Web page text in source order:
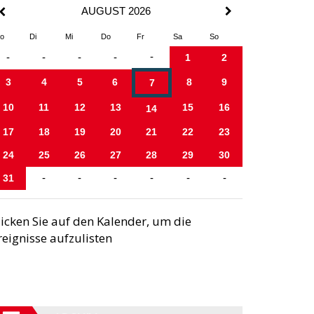
AUGUST 2026
Di Mi Do Fr Sa So
- - - - - 1 2
3 4 5 6 7 8 9
10 11 12 13 14 15 16
17 18 19 20 21 22 23
24 25 26 27 28 29 30
31 - - - - - -
Sie auf den Kalender, um die
aufzulisten